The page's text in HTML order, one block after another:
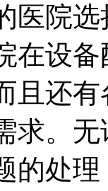
院选
设备
且还
求。
的处